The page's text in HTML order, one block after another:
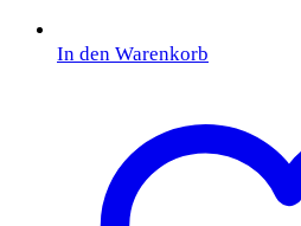
In den Warenkorb